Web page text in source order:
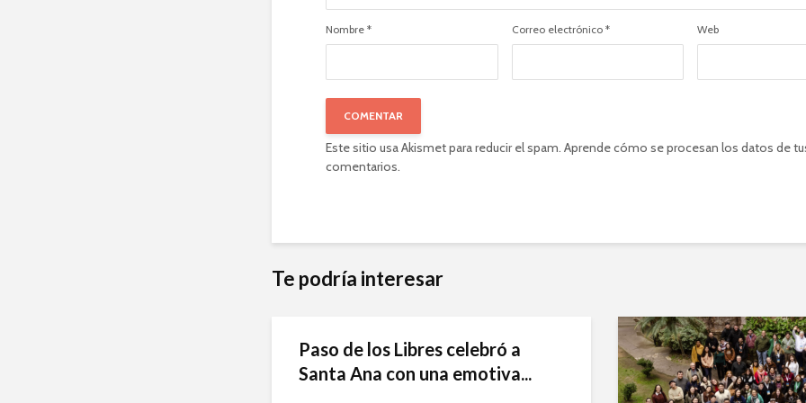
Nombre * Correo electrónico * Web
Este sitio usa Akismet para reducir el spam. Aprende cómo se procesan los datos de
comentarios.
Te podría interesar
Paso de los Libres celebró a
Santa Ana con una emotiva...